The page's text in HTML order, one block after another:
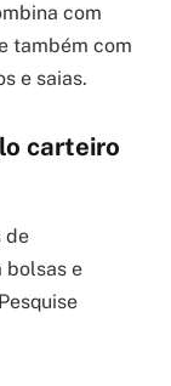
com
também com
e saias.
carteiro
de
bolsas e